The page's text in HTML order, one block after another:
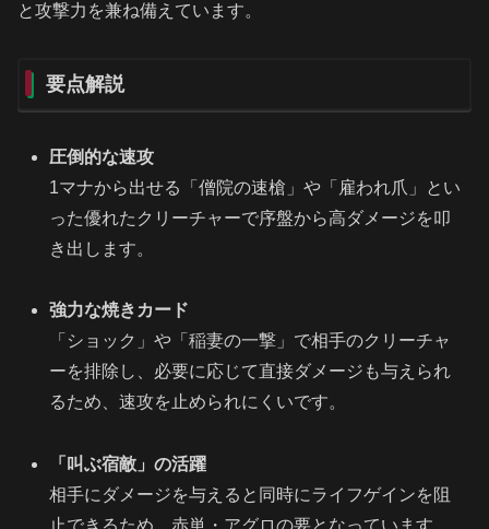
と攻撃力を兼ね備えています。
要点解説
圧倒的な速攻
1マナから出せる「僧院の速槍」や「雇われ爪」とい
った優れたクリーチャーで序盤から高ダメージを叩
き出します。
強力な焼きカード
「ショック」や「稲妻の一撃」で相手のクリーチャ
ーを排除し、必要に応じて直接ダメージも与えられ
るため、速攻を止められにくいです。
「叫ぶ宿敵」の活躍
相手にダメージを与えると同時にライフゲインを阻